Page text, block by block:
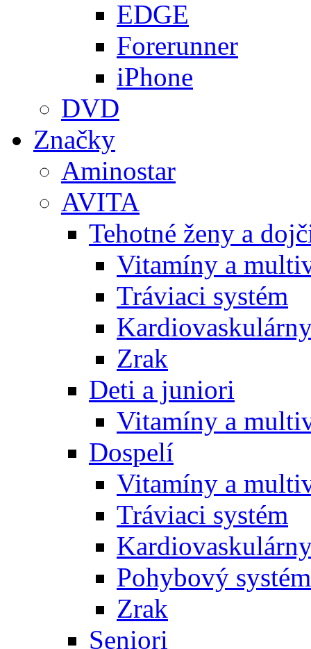
EDGE
Forerunner
iPhone
DVD
Značky
Aminostar
AVITA
Tehotné ženy a
Vitamíny a
Tráviaci systém
Zrak
Deti a juniori
Vitamíny a
Dospelí
Vitamíny a
Tráviaci systém
Pohybový systém
Zrak
Seniori